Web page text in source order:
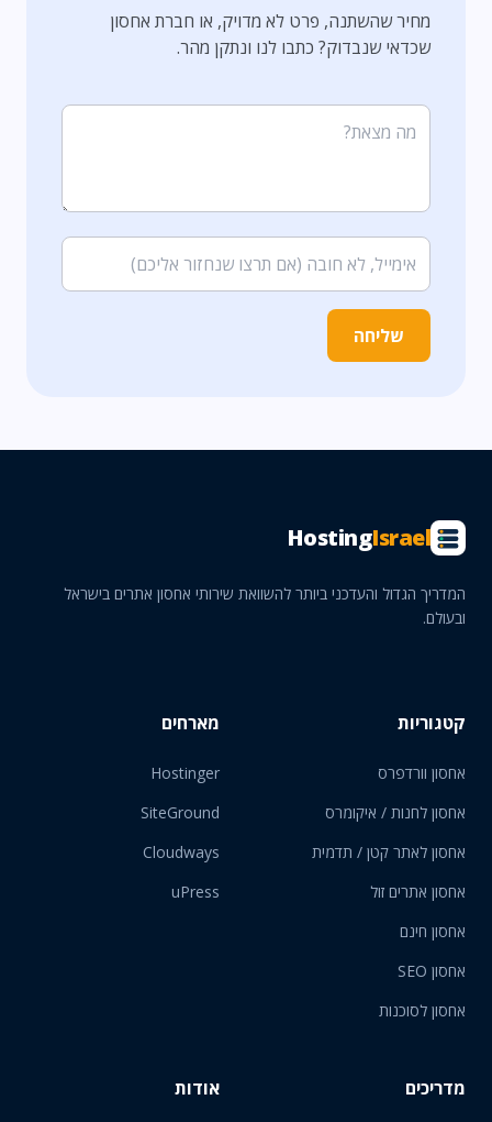
מחיר שהשתנה, פרט לא מדויק, או חברת אחסון
שכדאי שנבדוק? כתבו לנו ונתקן מהר.
שליחה
HostingIsrael
המדריך הגדול והעדכני ביותר להשוואת שירותי אחסון אתרים בישראל
ובעולם.
קטגוריות
אחסון וורדפרס
אחסון לחנות / איקומרס
אחסון לאתר קטן / תדמית
אחסון אתרים זול
אחסון חינם
אחסון SEO
אחסון לסוכנות
מארחים
Hostinger
SiteGround
Cloudways
uPress
מדריכים אודות